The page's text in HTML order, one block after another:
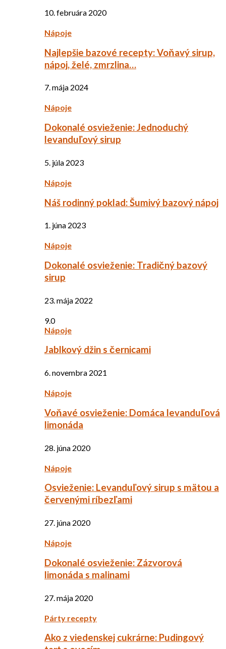
10. februára 2020
Nápoje
Najlepšie bazové recepty: Voňavý sirup,
nápoj, želé, zmrzlina…
7. mája 2024
Nápoje
Dokonalé osvieženie: Jednoduchý
levanduľový sirup
5. júla 2023
Nápoje
Náš rodinný poklad: Šumivý bazový nápoj
1. júna 2023
Nápoje
Dokonalé osvieženie: Tradičný bazový
sirup
23. mája 2022
9.0
Nápoje
Jablkový džin s černicami
6. novembra 2021
Nápoje
Voňavé osvieženie: Domáca levanduľová
limonáda
28. júna 2020
Nápoje
Osvieženie: Levanduľový sirup s mätou a
červenými ríbezľami
27. júna 2020
Nápoje
Dokonalé osvieženie: Zázvorová
limonáda s malinami
27. mája 2020
Párty recepty
Ako z viedenskej cukrárne: Pudingový